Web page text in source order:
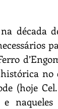
década
no
(hoje
naqueles